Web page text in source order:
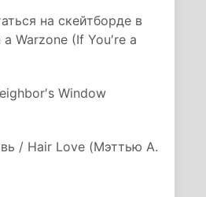
на скейтборде в
Warzone (If You′re a
Window
/ Hair Love (Мэттью А.